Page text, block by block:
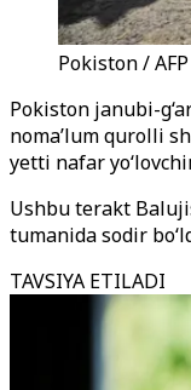
Pokiston / AFP
Pokiston janubi-
noma’lum qurolli
yetti nafar
Ushbu terakt
tumanida sodir
TAVSIYA ETILADI